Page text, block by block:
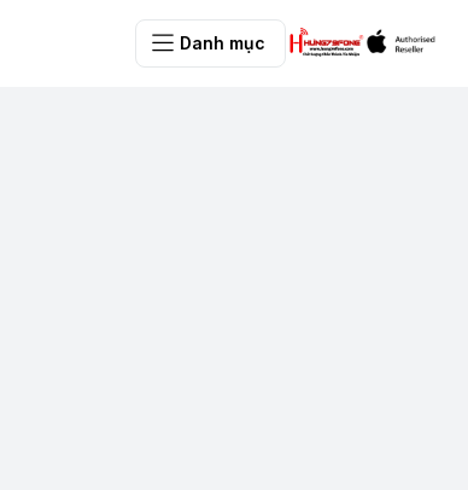
Danh mục